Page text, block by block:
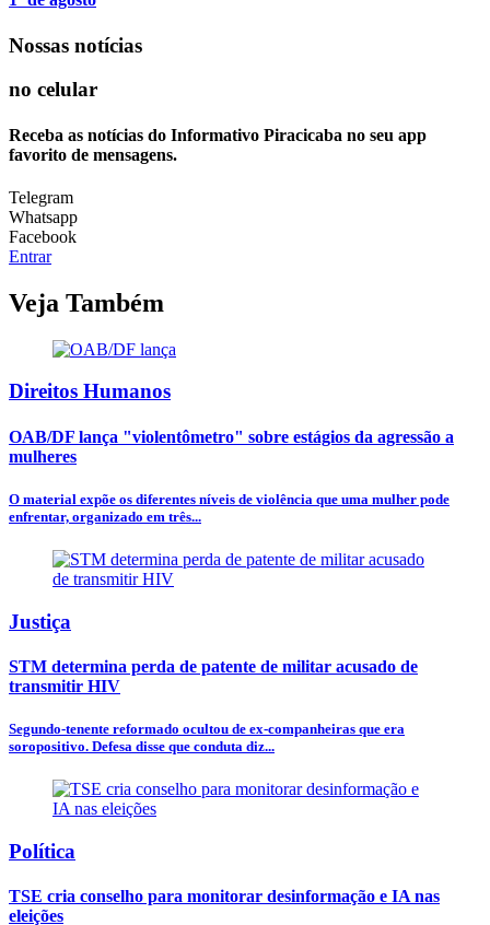
Nossas notícias
no celular
Receba as notícias do Informativo Piracicaba no seu app
favorito de mensagens.
Telegram
Whatsapp
Facebook
Entrar
Veja Também
Direitos Humanos
OAB/DF lança "violentômetro" sobre estágios da agressão a
mulheres
O material expõe os diferentes níveis de violência que uma mulher pode
enfrentar, organizado em três...
Justiça
STM determina perda de patente de militar acusado de
transmitir HIV
Segundo-tenente reformado ocultou de ex-companheiras que era
soropositivo. Defesa disse que conduta diz...
Política
TSE cria conselho para monitorar desinformação e IA nas
eleições